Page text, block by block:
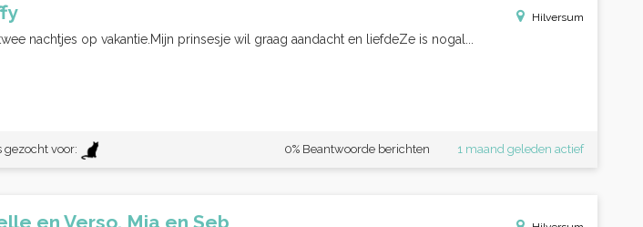
Hilversum
nachtjes op vakantie.Mijn prinsesje wil graag aandacht en liefdeZe is nogal...
gezocht voor: 1 maand geleden actief
0% Beantwoorde berichten
en Verso, Mia en Seb